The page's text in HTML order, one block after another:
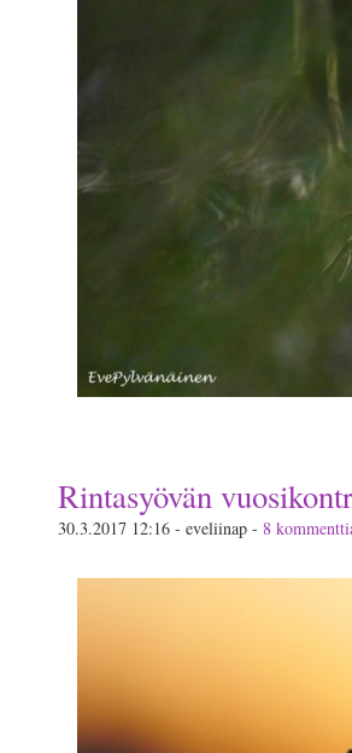
Rintasyövän
30.3.2017 12:16 - eveliinap - 8